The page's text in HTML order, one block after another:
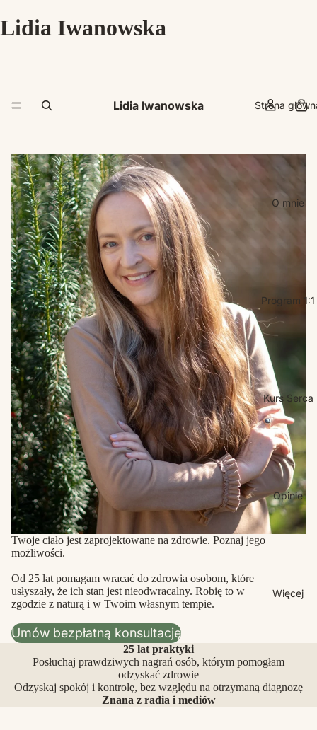
Lidia Iwanowska
Lidia Iwanowska Strona
O mnie
Program 1:1
Kurs Serca
Opinie
Więcej
Twoje ciało jest zaprojektowane na zdrowie. Poznaj jego
możliwości.
Od 25 lat pomagam wracać do zdrowia osobom, które
usłyszały, że ich stan jest nieodwracalny. Robię to w
zgodzie z naturą i w Twoim własnym tempie.
Umów bezpłatną konsultację
25 lat praktyki
Posłuchaj prawdziwych nagrań osób, którym pomogłam
odzyskać zdrowie
Odzyskaj spokój i kontrolę, bez względu na otrzymaną diagnozę
Znana z radia i mediów